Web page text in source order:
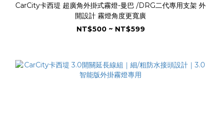
CarCity卡西堤 超廣角外掛式霧燈-曼巴 /DRG二代專用支架 外
開設計 霧燈角度更寬廣
NT$500 ~ NT$599